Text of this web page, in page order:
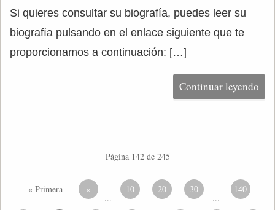
Si quieres consultar su biografía, puedes leer su
biografía pulsando en el enlace siguiente que te
proporcionamos a continuación: […]
Continuar leyendo
Página 142 de 245
« Primera «
...
10 20 30
...
140